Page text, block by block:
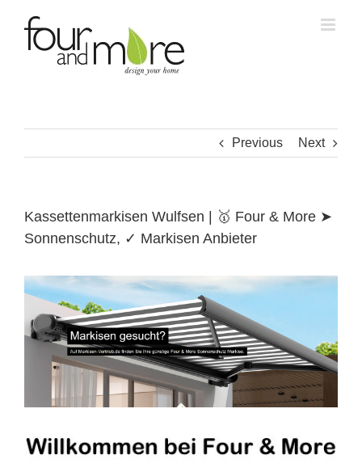
content
Previous Next
Kassettenmarkisen Wulfsen | 🥇 Four & More ➤
Sonnenschutz, ✓ Markisen Anbieter